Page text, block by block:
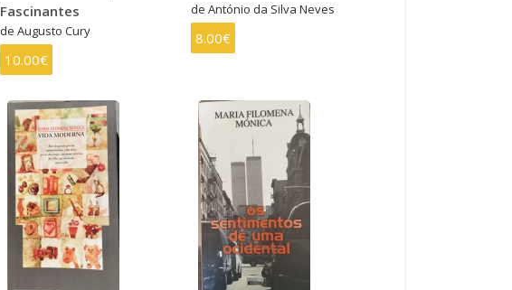
Fascinantes
de Augusto Cury
10.00€
de António da Silva Neves
8.00€